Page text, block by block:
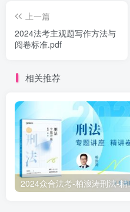
上一篇
2024法考主观题写作方法与
阅卷标准.pdf
相关推荐
2024众合